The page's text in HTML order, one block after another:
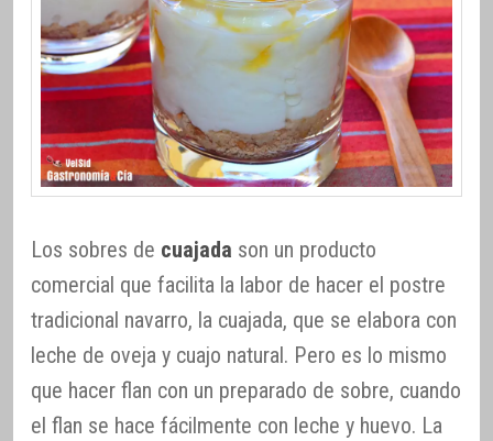
Los sobres de cuajada son un producto
comercial que facilita la labor de hacer el postre
tradicional navarro, la cuajada, que se elabora con
leche de oveja y cuajo natural. Pero es lo mismo
que hacer flan con un preparado de sobre, cuando
el flan se hace fácilmente con leche y huevo. La